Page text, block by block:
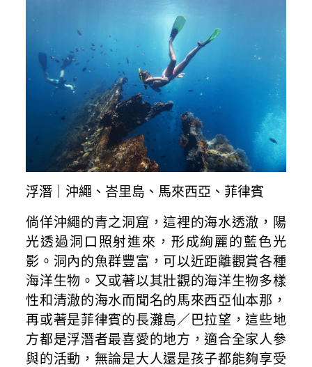
浮潛｜沖繩、峇里島、馬來西亞、菲律賓
倘佯沖繩的青之洞窟，這裡的海水透澈，陽
光透過洞口照射進來，形成絢麗的藍色光
影。洞內的魚群豐富，可以近距離觀賞各種
海洋生物。又或著以其壯觀的海洋生物多樣
性和清澈的海水而聞名的馬來西亞仙本那，
再或著是菲律賓的長灘島／巴拉望，這些地
方都是浮潛者最喜愛的地方，適合全家人參
與的活動，無論是大人還是孩子都能夠享受